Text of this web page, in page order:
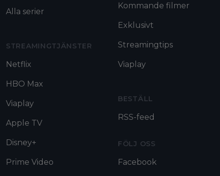
Alla serier
STREAMINGTJÄNSTER
Netflix
HBO Max
Viaplay
Apple TV
Disney+
Prime Video
Kommande filmer
Exklusivt
Streamingtips
Viaplay
BESTÄLL
RSS-feed
FÖLJ OSS
Facebook